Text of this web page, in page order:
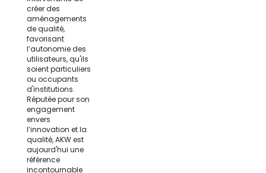
créer des
aménagements
de qualité,
favorisant
l’autonomie des
utilisateurs, qu'ils
soient particuliers
ou occupants
d'institutions.
Réputée pour son
engagement
envers
l’innovation et la
qualité, AKW est
aujourd'hui une
référence
incontournable